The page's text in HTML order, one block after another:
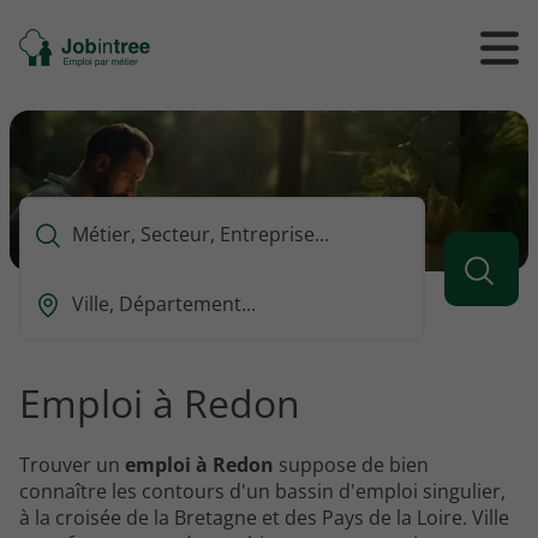
Se
rendre
l'accueil
Ouvrir
/
le
Que
vous
rechercher
Ou
vous
voulez
rechercher
?
Emploi à Redon
Trouver un emploi à Redon suppose de bien
connaître les contours d'un bassin d'emploi singulier,
à la croisée de la Bretagne et des Pays de la Loire. Ville